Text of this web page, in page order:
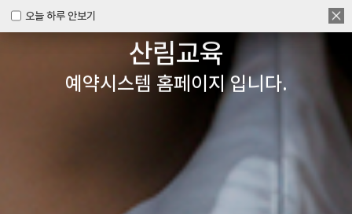
오늘 하루 안보기
오늘 하루 안보기목재문화체험장&
산림교육
예약시스템 홈페이지 입니다.